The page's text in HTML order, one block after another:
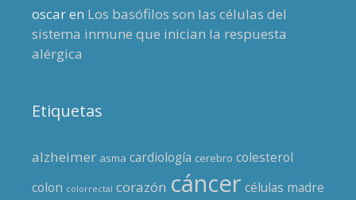
oscaren Los basófilos son las células del
sistema inmune que inician la respuesta
alérgica
Etiquetas
alzheimer asma cardiología cerebro colesterol
colon colorrectal corazón cáncer células madre